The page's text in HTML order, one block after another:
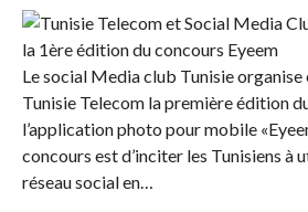
Le social Media club Tunisie
Tunisie Telecom la première édition
l’application photo pour mobile
concours est d’inciter les Tunisiens à
réseau social en…